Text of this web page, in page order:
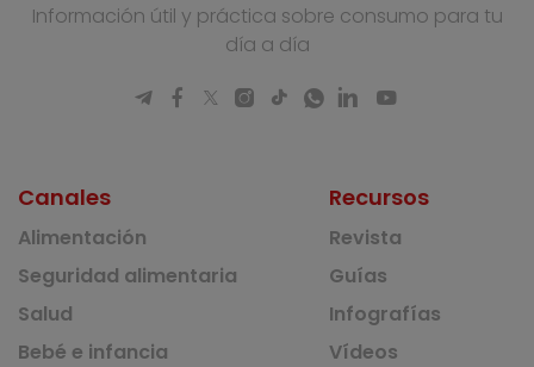
Información útil y práctica sobre consumo para tu
día a día
Canales
Alimentación
Seguridad alimentaria
Salud
Bebé e infancia
Recursos
Revista
Guías
Infografías
Vídeos